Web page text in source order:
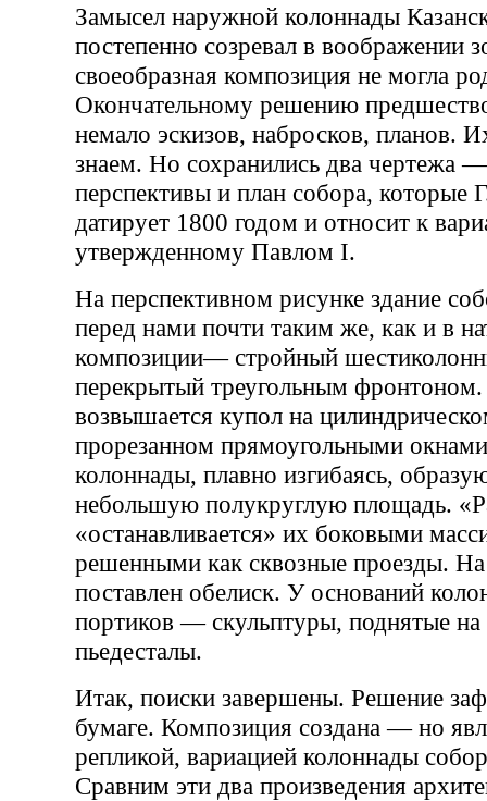
Замысел наружной колоннады
постепенно созревал в воображении
своеобразная композиция не могла
Окончательному решению
немало эскизов, набросков, планов.
знаем. Но сохранились два чертежа
перспективы и план собора, которые
датирует 1800 годом и относит к
утвержденному Павлом I.
На перспективном рисунке здание
перед нами почти таким же, как и в
композиции— стройный
перекрытый треугольным
возвышается купол на
прорезанном прямоугольными
колоннады, плавно изгибаясь,
небольшую полукруглую площадь.
«останавливается» их боковыми
решенными как сквозные проезды.
поставлен обелиск. У оснований
портиков — скульптуры, поднятые на
пьедесталы.
Итак, поиски завершены. Решение
бумаге. Композиция создана — но
репликой, вариацией колоннады
Сравним эти два произведения